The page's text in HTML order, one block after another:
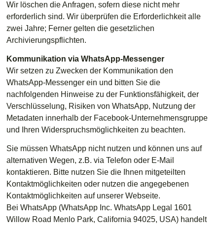
Wir löschen die Anfragen, sofern diese nicht mehr
erforderlich sind. Wir überprüfen die Erforderlichkeit alle
zwei Jahre; Ferner gelten die gesetzlichen
Archivierungspflichten.
Kommunikation via WhatsApp-Messenger
Wir setzen zu Zwecken der Kommunikation den
WhatsApp-Messenger ein und bitten Sie die
nachfolgenden Hinweise zu der Funktionsfähigkeit, der
Verschlüsselung, Risiken von WhatsApp, Nutzung der
Metadaten innerhalb der Facebook-Unternehmensgruppe
und Ihren Widerspruchsmöglichkeiten zu beachten.
Sie müssen WhatsApp nicht nutzen und können uns auf
alternativen Wegen, z.B. via Telefon oder E-Mail
kontaktieren. Bitte nutzen Sie die Ihnen mitgeteilten
Kontaktmöglichkeiten oder nutzen die angegebenen
Kontaktmöglichkeiten auf unserer Webseite.
Bei WhatsApp (WhatsApp Inc. WhatsApp Legal 1601
Willow Road Menlo Park, California 94025, USA) handelt